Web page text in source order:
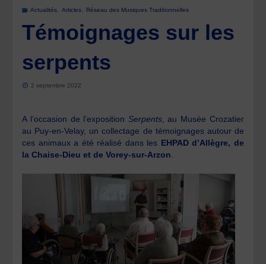
Actualités Articles Réseau des Musiques Traditionnelles
Témoignages sur les
serpents
2 septembre 2022
A l’occasion de l’exposition Serpents, au Musée Crozatier
au Puy-en-Velay, un collectage de témoignages autour de
ces animaux a été réalisé dans les EHPAD d’Allègre, de
la Chaise-Dieu et de Vorey-sur-Arzon